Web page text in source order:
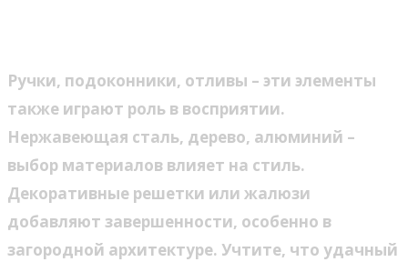
Ручки, подоконники, отливы – эти элементы
также играют роль в восприятии.
Нержавеющая сталь, дерево, алюминий –
выбор материалов влияет на стиль.
Декоративные решетки или жалюзи
добавляют завершенности, особенно в
загородной архитектуре. Учтите, что удачный